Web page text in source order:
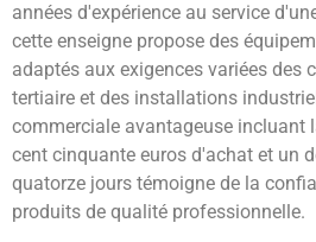
années d'expérience au service
cette enseigne propose des
adaptés aux exigences variées des
tertiaire et des installations
commerciale avantageuse incluant
cent cinquante euros d'achat et un
quatorze jours témoigne de la
produits de qualité professionnelle.